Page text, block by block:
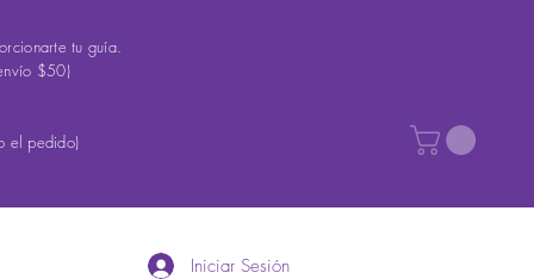
tu guía.
$50)
el pedido)
Iniciar Sesión